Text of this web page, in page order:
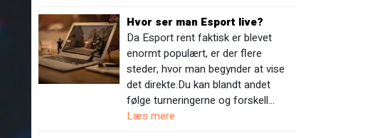
Hvor ser man Esport live?
Da Esport rent faktisk er blevet
enormt populært, er der flere
steder, hvor man begynder at vise
det direkte.Du kan blandt andet
følge turneringerne og forskell…
Læs mere